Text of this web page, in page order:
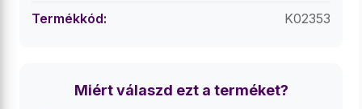
Termékkód: K02353
Miért válaszd ezt a terméket?